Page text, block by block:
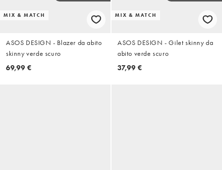
MIX & MATCH
ASOS DESIGN - Blazer da abito
skinny verde scuro
69,99 €
MIX & MATCH
ASOS DESIGN - Gilet skinny da
abito verde scuro
37,99 €